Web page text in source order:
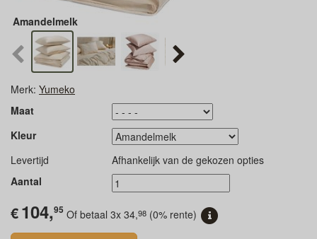
Amandelmelk
Merk: Yumeko
Maat
Kleur
Levertijd
Afhankelijk van de gekozen opties
Aantal
€104,95 Of betaal 3x 34,98 (0% rente)